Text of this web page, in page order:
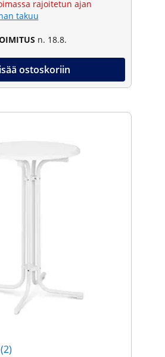
rajoitetun ajan
takuu
n. 18.8.
ostoskoriin
(2)